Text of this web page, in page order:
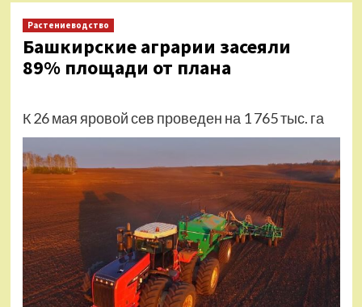
Растениеводство
Башкирские аграрии засеяли
89% площади от плана
К 26 мая яровой сев проведен на 1 765 тыс. га